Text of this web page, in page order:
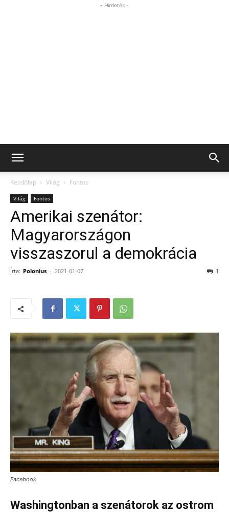
- Hirdetés -
Kezdőlap Világ Fontos
Világ Fontos
Amerikai szenátor:
Magyarországon
visszaszorul a demokrácia
Írta: Polonius - 2021-01-07 1
Facebook
Washingtonban a szenátorok az ostrom